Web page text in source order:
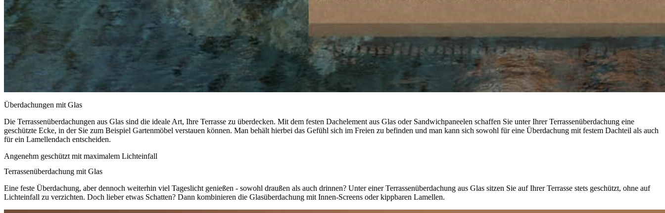
Überdachungen mit Glas
Die Terrassenüberdachungen aus Glas sind die ideale Art, Ihre Terrasse zu überdecken. Mit dem festen Dachelement aus Glas oder Sandwichpaneelen schaffen Sie unter Ihrer Terrassenüberdachung eine
geschützte Ecke, in der Sie zum Beispiel Gartenmöbel verstauen können. Man behält hierbei das Gefühl sich im Freien zu befinden und man kann sich sowohl für eine Überdachung mit festem Dachteil als auch
für ein Lamellendach entscheiden.
Angenehm geschützt mit maximalem Lichteinfall
Terrassenüberdachung mit Glas
Eine feste Überdachung, aber dennoch weiterhin viel Tageslicht genießen - sowohl draußen als auch drinnen? Unter einer Terrassenüberdachung aus Glas sitzen Sie auf Ihrer Terrasse stets geschützt, ohne auf
Lichteinfall zu verzichten. Doch lieber etwas Schatten? Dann kombinieren die Glasüberdachung mit Innen-Screens oder kippbaren Lamellen.